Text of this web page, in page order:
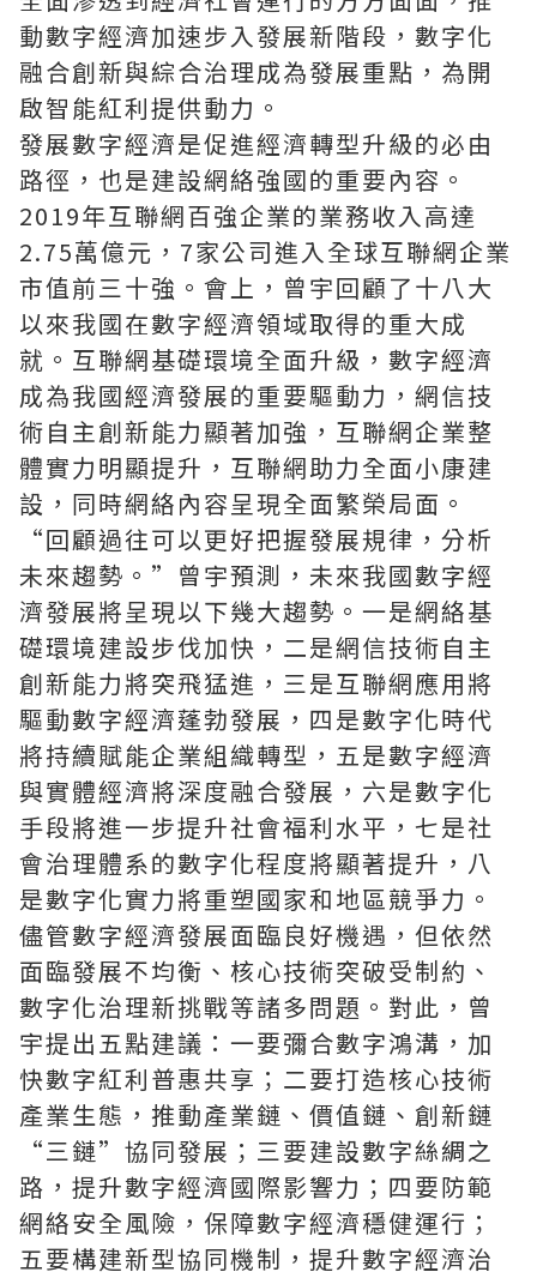
動數字經濟加速步入發展新階段，數字化
融合創新與綜合治理成為發展重點，為開
啟智能紅利提供動力。
發展數字經濟是促進經濟轉型升級的必由
路徑，也是建設網絡強國的重要內容。
2019年互聯網百強企業的業務收入高達
2.75萬億元，7家公司進入全球互聯網企業
市值前三十強。會上，曾宇回顧了十八大
以來我國在數字經濟領域取得的重大成
就。互聯網基礎環境全面升級，數字經濟
成為我國經濟發展的重要驅動力，網信技
術自主創新能力顯著加強，互聯網企業整
體實力明顯提升，互聯網助力全面小康建
設，同時網絡內容呈現全面繁榮局面。
“回顧過往可以更好把握發展規律，分析
未來趨勢。”曾宇預測，未來我國數字經
濟發展將呈現以下幾大趨勢。一是網絡基
礎環境建設步伐加快，二是網信技術自主
創新能力將突飛猛進，三是互聯網應用將
驅動數字經濟蓬勃發展，四是數字化時代
將持續賦能企業組織轉型，五是數字經濟
與實體經濟將深度融合發展，六是數字化
手段將進一步提升社會福利水平，七是社
會治理體系的數字化程度將顯著提升，八
是數字化實力將重塑國家和地區競爭力。
儘管數字經濟發展面臨良好機遇，但依然
面臨發展不均衡、核心技術突破受制約、
數字化治理新挑戰等諸多問題。對此，曾
宇提出五點建議：一要彌合數字鴻溝，加
快數字紅利普惠共享；二要打造核心技術
產業生態，推動產業鏈、價值鏈、創新鏈
“三鏈”協同發展；三要建設數字絲綢之
路，提升數字經濟國際影響力；四要防範
網絡安全風險，保障數字經濟穩健運行；
五要構建新型協同機制，提升數字經濟治